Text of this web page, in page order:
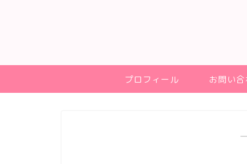
プロフィール お問い合